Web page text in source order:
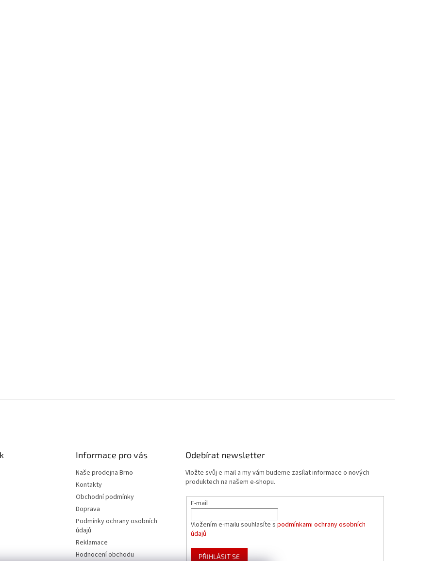
Informace pro vás
Naše prodejna Brno
Kontakty
Obchodní podmínky
Doprava
Podmínky ochrany osobních
údajů
Reklamace
Hodnocení obchodu
Odebírat newsletter
Vložte svůj e-mail a my vám budeme zasílat informace o nových
produktech na našem e-shopu.
E-mail
Vložením e-mailu souhlasíte spodmínkami ochrany osobních
údajů
PŘIHLÁSIT SE